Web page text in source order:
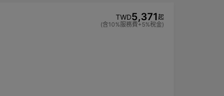
TWD5,371起
(含10%服務費+5%稅金)